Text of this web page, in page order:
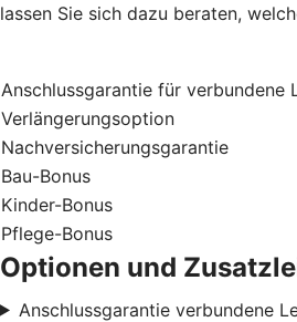
lassen Sie sich dazu beraten,
Anschlussgarantie für verbundene
Verlängerungsoption
Nachversicherungsgarantie
Bau-Bonus
Kinder-Bonus
Pflege-Bonus
Optionen und
Anschlussgarantie verbundene